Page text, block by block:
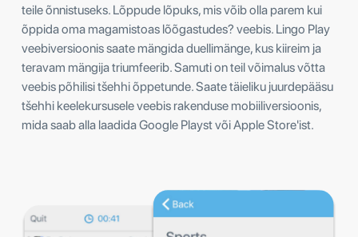
teile õnnistuseks. Lõppude lõpuks, mis võib olla parem kui
õppida oma magamistoas lõõgastudes? veebis. Lingo Play
veebiversioonis saate mängida duellimänge, kus kiireim ja
teravam mängija triumfeerib. Samuti on teil võimalus võtta
veebis põhilisi tšehhi õppetunde. Saate täieliku juurdepääsu
tšehhi keelekursusele veebis rakenduse mobiiliversioonis,
mida saab alla laadida Google Playst või Apple Store'ist.